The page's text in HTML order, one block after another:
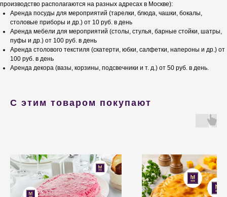
производство располагаются на разных адресах в Москве):
Аренда посуды для мероприятий (тарелки, блюда, чашки, бокалы,
столовые приборы и др.) от 10 руб. в день
Аренда мебели для мероприятий (столы, стулья, барные стойки, шатры,
пуфы и др.) от 100 руб. в день
Аренда столового текстиля (скатерти, юбки, салфетки, напероны и др.) от
100 руб. в день
Аренда декора (вазы, корзины, подсвечники и т. д.) от 50 руб. в день.
С этим товаром покупают